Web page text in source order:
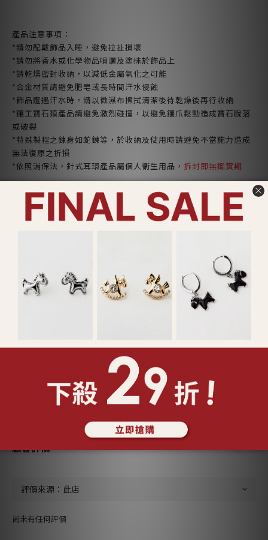
產品注意事項：
*請勿配戴飾品入睡，避免拉扯損壞
*請勿將香水或化學物品噴灑及塗抹於飾品上
*請乾燥密封收納，以減低金屬氧化之可能
*合金材質請避免肥皂或長時間汗水侵蝕
*飾品遭遇汗水時，請以微濕布擦拭清潔後待乾燥後再行收納
*鑲工寶石類產品請避免激烈碰撞，以避免鑲爪鬆動造成寶石脫落
或破裂
*特殊製程之鍊身如蛇鍊等，於收納及使用時請避免不當施力造成
無法復原之折損
*依照消保法，針式耳環產品屬個人衛生用品， 拆封即無鑑賞期
顧客評價
尚未有任何評價